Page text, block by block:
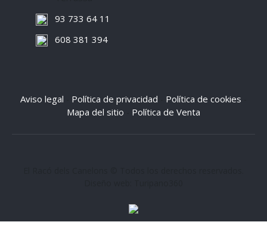
93 733 64 11
608 381 394
Aviso legal Política de privacidad Política de cookies
Mapa del sitio Política de Venta